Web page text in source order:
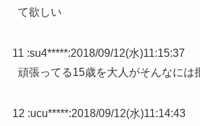
て欲しい
11 :su4*****:2018/09/12(水)11:15:37
頑張ってる15歳を大人がそんなには
12 :ucu*****:2018/09/12(水)11:14:43